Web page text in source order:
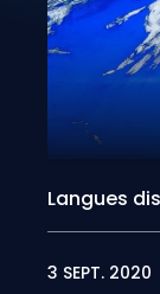
Langues
3 SEPT. 2020